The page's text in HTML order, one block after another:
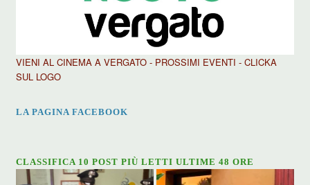
VIENI AL CINEMA A VERGATO - PROSSIMI EVENTI - CLICKA
SUL LOGO
LA PAGINA FACEBOOK
CLASSIFICA 10 POST PIÙ LETTI ULTIME 48 ORE